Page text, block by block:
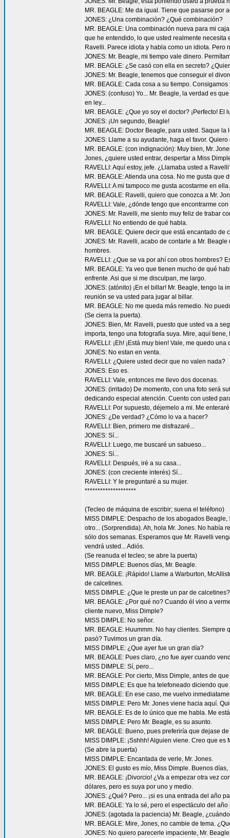
MR. BEAGLE: Me da igual. Tiene que pasarse
JONES: ¿Una combinación? ¿Qué combinación?
MR. BEAGLE: Una combinación nueva para mi
que he entendido, lo que usted realmente
Ravelli. Parece idiota y habla como un idiota.
JONES: Mr. Beagle, mi tiempo vale dinero.
MR. BEAGLE: ¿Se casó con ella en secreto?
JONES: Mr. Beagle, tenemos que conseguir el
MR. BEAGLE: Cada cosa a su tiempo.
JONES: (confuso) Yo... Mr. Beagle, la verdad es
en ley...
MR. BEAGLE: ¿Que yo soy el doctor? ¡Perfecto!
JONES: ¡Un segundo, Beagle!
MR. BEAGLE: Doctor Beagle, para usted. Saque
JONES: Llame a su ayudante, haga el favor.
MR. BEAGLE: (con indignación): Muy bien, Mr.
Jones, ¿quiere usted entrar, despertar a Miss
RAVELLI: Aquí estoy, jefe. ¿Llamaba usted a
MR. BEAGLE: Atienda una cosa. No me gusta que
RAVELLI: A mi tampoco me gusta acostarme en
MR. BEAGLE: Ravelli, quiero que conozca a Mr.
RAVELLI: Vale, ¿dónde tengo que encontrarme con
JONES: Mr. Ravelli, me siento muy feliz de trabar
RAVELLI: No entiendo de qué habla.
MR. BEAGLE: Quiere decir que está encantado
JONES: Mr. Ravelli, acabo de contarle a Mr.
hombres.
RAVELLI: ¿Que se va por ahí con otros hombres?
MR. BEAGLE: Ya veo que tienen mucho de qué
enfrente. Asi que si me disculpan, me largo.
JONES: (atónito) ¡En el billar! Mr. Beagle, tengo la
reunión se va usted para jugar al billar.
MR. BEAGLE: No me queda más remedio. No
(Se cierra la puerta).
JONES: Bien, Mr. Ravelli, puesto que usted va a
importa, tengo una fotografía suya. Mire, aquí tiene,
RAVELLI: ¡Eh! ¡Está muy bien! Vale, me quedo una
JONES: No estan en venta.
RAVELLI: ¿Quiere usted decir que no valen nada?
JONES: Eso es.
RAVELLI: Vale, entonces me llevo dos docenas.
JONES: (irritado) De momento, con una foto será
dedicando especial atención. Cuento con usted
RAVELLI: Por supuesto, déjemelo a mi. Me
JONES: ¿De verdad? ¿Cómo lo va a hacer?
RAVELLI: Bien, primero me disfrazaré...
JONES: Sí...
RAVELLI: Luego, me buscaré un sabueso...
JONES: Sí...
RAVELLI: Después, iré a su casa...
JONES: (con creciente interés) Sí...
RAVELLI: Y le preguntaré a su mujer.
********************
(Tecleo de máquina de escribir; suena el teléfono)
MISS DIMPLE: Despacho de los abogados
otro... (Sorprendida). Ah, hola Mr. Jones. No había
sólo dos semanas. Esperamos que Mr. Ravelli
vendrá usted... Adiós.
(Se reanuda el tecleo; se abre la puerta)
MISS DIMPLE: Buenos días, Mr. Beagle.
MR. BEAGLE: ¡Rápido! Llame a Warburton,
de calcetines.
MISS DIMPLE: ¿Que le preste un par de calcetines?
MR. BEAGLE: ¿Por qué no? Cuando él vino a
cliente nuevo, Miss Dimple?
MISS DIMPLE: No señor.
MR. BEAGLE: Huummm. No hay clientes.
pasó? Tuvimos un gran día.
MISS DIMPLE: ¿Que ayer fue un gran día?
MR. BEAGLE: Pues claro, ¿no fue ayer cuando
MISS DIMPLE: Sí, pero...
MR. BEAGLE: Por cierto, Miss Dimple, antes de
MISS DIMPLE: Es que ha telefoneado diciendo
MR. BEAGLE: En ese caso, me vuelvo
MISS DIMPLE: Pero Mr. Jones viene hacia aquí.
MR. BEAGLE: Es de lo único que me habla. Me
MISS DIMPLE: Pero Mr. Beagle, es su asunto.
MR. BEAGLE: Bueno, pues preferiría que dejase
MISS DIMPLE: ¡Sshhh! Alguien viene. Creo que es
(Se abre la puerta)
MISS DIMPLE: Encantada de verle, Mr. Jones.
JONES: El gusto es mío, Miss Dimple. Buenos
MR. BEAGLE: ¡Divorcio! ¿Va a empezar otra vez
dólares, pero es suya por uno y medio.
JONES: ¿Qué? Pero... ¡si es una entrada del año
MR. BEAGLE: Ya lo sé, pero el espectáculo del
JONES: (agotada la paciencia) Mr. Beagle,
MR. BEAGLE: Mire, Jones, no cambie de tema.
JONES: No quiero parecerle impaciente, Mr.